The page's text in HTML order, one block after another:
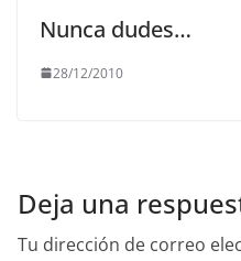
Nunca dudes…
28/12/2010
Deja una
Tu dirección de correo